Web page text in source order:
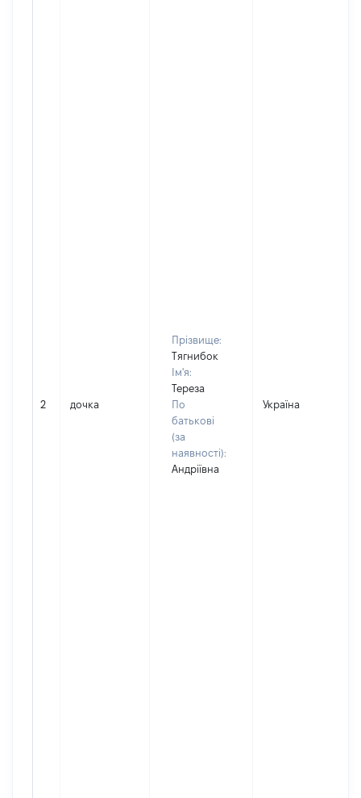
2 дочка
Прізвище:
Тягнибок
Ім'я:
Тереза
По
батькові
(за
наявності):
Андріївна
Україна